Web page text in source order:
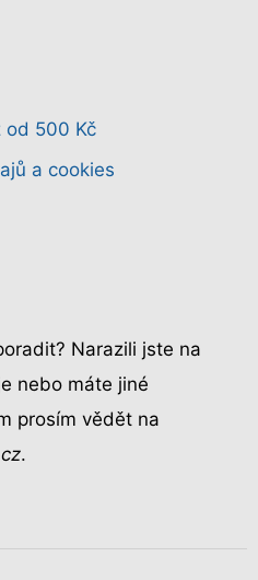
od 500 Kč
a cookies
Narazili jste na
nebo máte jiné
prosím vědět na
.